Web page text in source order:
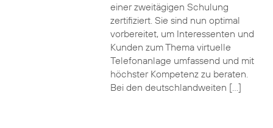
einer zweitägigen Schulung
zertifiziert. Sie sind nun optimal
vorbereitet, um Interessenten und
Kunden zum Thema virtuelle
Telefonanlage umfassend und mit
höchster Kompetenz zu beraten.
Bei den deutschlandweiten […]